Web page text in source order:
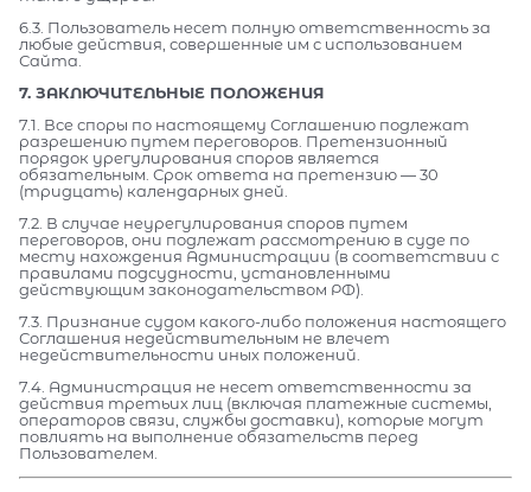
6.3. Пользователь несет полную ответственность за
любые действия, совершенные им с использованием
Сайта.
7. ЗАКЛЮЧИТЕЛЬНЫЕ ПОЛОЖЕНИЯ
7.1. Все споры по настоящему Соглашению подлежат
разрешению путем переговоров. Претензионный
порядок урегулирования споров является
обязательным. Срок ответа на претензию — 30
(тридцать) календарных дней.
7.2. В случае неурегулирования споров путем
переговоров, они подлежат рассмотрению в суде по
месту нахождения Администрации (в соответствии с
правилами подсудности, установленными
действующим законодательством РФ).
7.3. Признание судом какого-либо положения настоящего
Соглашения недействительным не влечет
недействительности иных положений.
7.4. Администрация не несет ответственности за
действия третьих лиц (включая платежные системы,
операторов связи, службы доставки), которые могут
повлиять на выполнение обязательств перед
Пользователем.